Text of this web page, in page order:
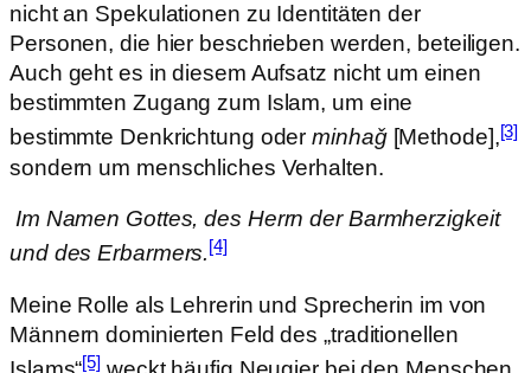
nicht an Spekulationen zu Identitäten der
Personen, die hier beschrieben werden, beteiligen.
Auch geht es in diesem Aufsatz nicht um einen
bestimmten Zugang zum Islam, um eine
bestimmte Denkrichtung oderminhaǧ[Methode],[3]
sondern um menschliches Verhalten.
Im Namen Gottes, des Herrn der Barmherzigkeit
und des Erbarmers.[4]
Meine Rolle als Lehrerin und Sprecherin im von
Männern dominierten Feld des „traditionellen
[5]